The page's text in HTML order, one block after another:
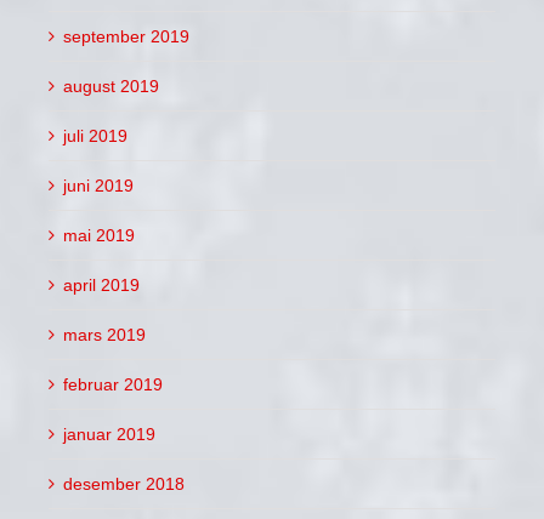
september 2019
august 2019
juli 2019
juni 2019
mai 2019
april 2019
mars 2019
februar 2019
januar 2019
desember 2018